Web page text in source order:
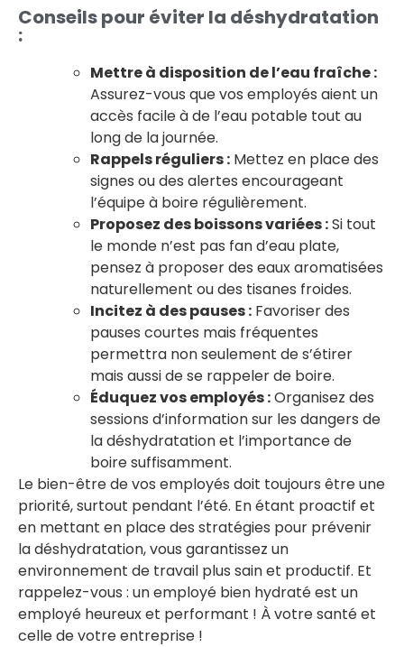
Conseils pour éviter la déshydratation
:
Mettre à disposition de l’eau fraîche :
Assurez-vous que vos employés aient un
accès facile à de l’eau potable tout au
long de la journée.
Rappels réguliers : Mettez en place des
signes ou des alertes encourageant
l’équipe à boire régulièrement.
Proposez des boissons variées :Si tout
le monde n’est pas fan d’eau plate,
pensez à proposer des eaux aromatisées
naturellement ou des tisanes froides.
Incitez à des pauses : Favoriser des
pauses courtes mais fréquentes
permettra non seulement de s’étirer
mais aussi de se rappeler de boire.
Éduquez vos employés :Organisez des
sessions d’information sur les dangers de
la déshydratation et l’importance de
boire suffisamment.
Le bien-être de vos employés doit toujours être une
priorité, surtout pendant l’été. En étant proactif et
en mettant en place des stratégies pour prévenir
la déshydratation, vous garantissez un
environnement de travail plus sain et productif. Et
rappelez-vous : un employé bien hydraté est un
employé heureux et performant ! À votre santé et
celle de votre entreprise !